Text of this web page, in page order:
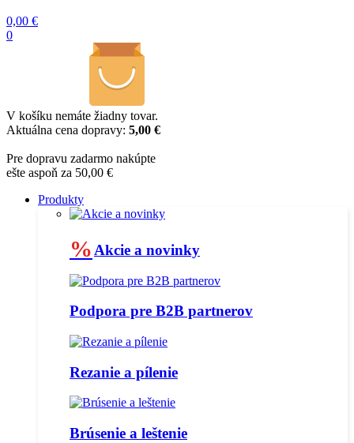
0,00 €
0
V košíku nemáte žiadny tovar.
Aktuálna cena dopravy: 5,00 €
Pre dopravu zadarmo nakúpte
ešte aspoň za 50,00 €
Produkty
% Akcie a novinky
Podpora pre B2B partnerov
Rezanie a pílenie
Brúsenie a leštenie